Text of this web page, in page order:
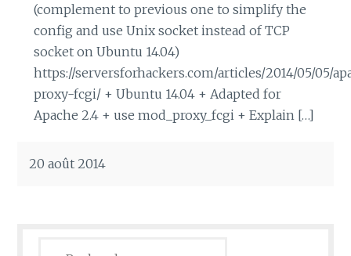
(complement to previous one to simplify the
config and use Unix socket instead of TCP
socket on Ubuntu 14.04)
https://serversforhackers.com/articles/2014/05/05/
proxy-fcgi/ + Ubuntu 14.04 + Adapted for
Apache 2.4 + use mod_proxy_fcgi + Explain […]
20 août 2014